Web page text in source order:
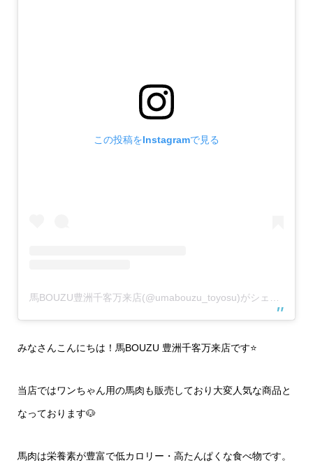
この投稿をInstagramで見る
みなさんこんにちは！馬BOUZU 豊洲千客万来店です⭐️
当店ではワンちゃん用の馬肉も販売しており大変人気な商品と
なっております🐶
馬肉は栄養素が豊富で低カロリー・高たんぱくな食べ物です。